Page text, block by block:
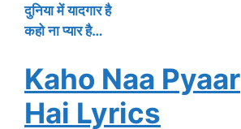
दुनिया में यादगार है
कहो ना प्यार है…
Kaho Naa Pyaar
Hai Lyrics